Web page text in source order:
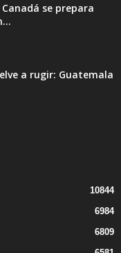
se prepara
a rugir: Guatemala
10844
6984
6809